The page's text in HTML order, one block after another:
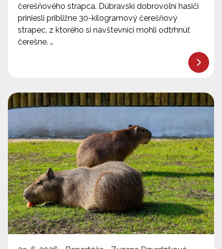
čerešňového strapca. Dúbravskí dobrovoľní hasiči
priniesli približne 30-kilogramový čerešňový
strapec, z ktorého si návštevníci mohli odtrhnúť
čerešne. …